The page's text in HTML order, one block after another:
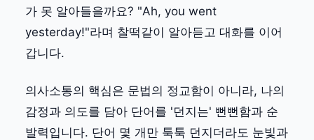
가 못 알아들을까요? "Ah, you went
yesterday!"라며 찰떡같이 알아듣고 대화를 이어
갑니다.
의사소통의 핵심은 문법의 정교함이 아니라, 나의
감정과 의도를 담아 단어를 '던지는' 뻔뻔함과 순
발력입니다. 단어 몇 개만 툭툭 던지더라도 눈빛과